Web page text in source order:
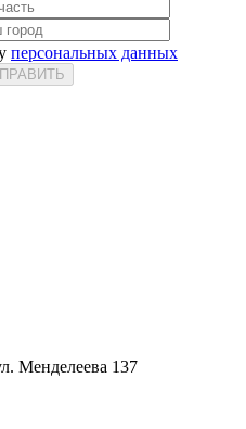
персональных данных
Менделеева 137